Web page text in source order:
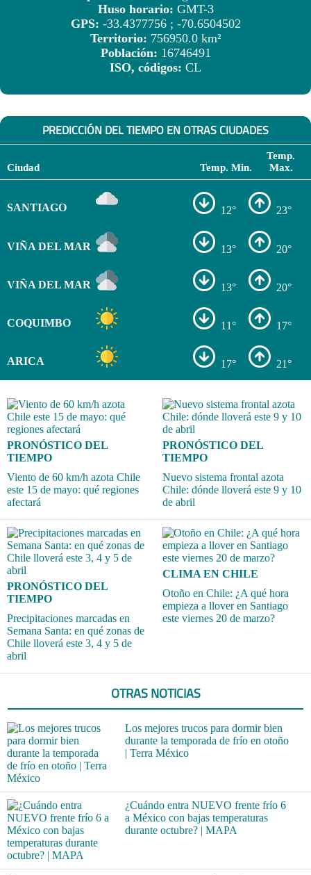
Huso horario: GMT-3
GPS: -33.4377756 ; -70.6504502
Territorio: 756950.0 km²
Población: 16746491
ISO, códigos: CL
PREDICCIÓN DEL TIEMPO EN OTRAS CIUDADES
Ciudad Temp. Min.
Temp.
Max.
SANTIAGO 12° 23°
VIÑA DEL MAR 13° 20°
VIÑA DEL MAR 13° 20°
COQUIMBO 11° 17°
ARICA 17° 21°
PRONÓSTICO DEL
TIEMPO
Viento de 60 km/h azota Chile
este 15 de mayo: qué regiones
afectará
PRONÓSTICO DEL
TIEMPO
Nuevo sistema frontal azota
Chile: dónde lloverá este 9 y 10
de abril
PRONÓSTICO DEL
TIEMPO
Precipitaciones marcadas en
Semana Santa: en qué zonas de
Chile lloverá este 3, 4 y 5 de
abril
CLIMA EN CHILE
Otoño en Chile: ¿A qué hora
empieza a llover en Santiago
este viernes 20 de marzo?
OTRAS NOTICIAS
Los mejores trucos para dormir bien
durante la temporada de frío en otoño
| Terra México
¿Cuándo entra NUEVO frente frío 6
a México con bajas temperaturas
durante octubre? | MAPA